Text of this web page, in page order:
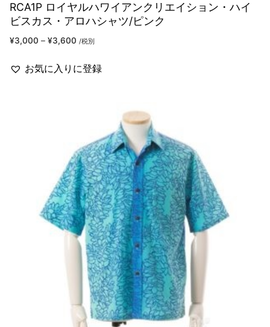
RCA1P ロイヤルハワイアンクリエイション・ハイ
ビスカス・アロハシャツ/ピンク
¥3,000 – ¥3,600 /税別
お気に入りに登録